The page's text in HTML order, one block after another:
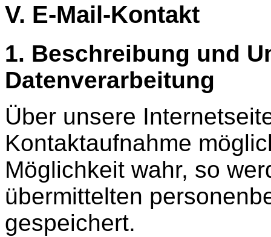
V. E-Mail-Kontakt
1. Beschreibung und
Datenverarbeitung
Über unsere
Kontaktaufnahme
Möglichkeit wahr, so
übermittelten
gespeichert.